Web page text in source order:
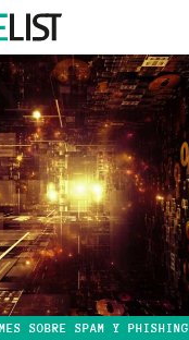
SOBRE SPAM Y PHISHING